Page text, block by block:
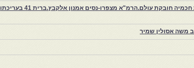
צפרו – קהילה יהודית קטנה במרוקו, ויצירת חכמיה חובקת עולם.הרמ"א מצפרו-נסים אמנון אלקבץ.ברית 41 בעריכתו
משה אסולין שמיר